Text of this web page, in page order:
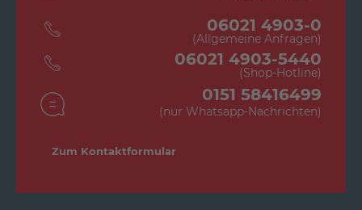
06021 4903-0
(Allgemeine Anfragen)
06021 4903-5440
(Shop-Hotline)
0151 58416499
(nur Whatsapp-Nachrichten)
Zum Kontaktformular